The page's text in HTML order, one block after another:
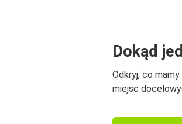
Dokąd
Odkryj, co
miejsc